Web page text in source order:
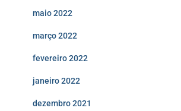
maio 2022
março 2022
fevereiro 2022
janeiro 2022
dezembro 2021